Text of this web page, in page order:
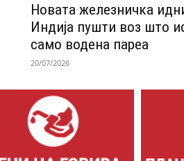
Новата железничка
Индија пушти воз што
само водена пареа
20/07/2026